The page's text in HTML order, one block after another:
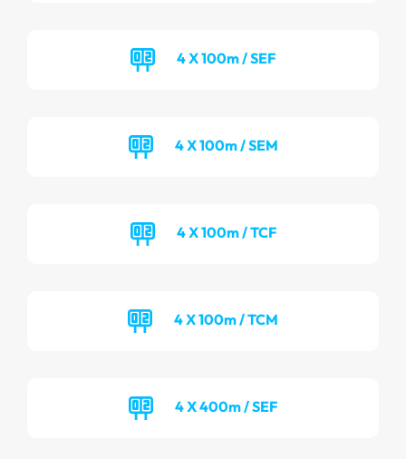
4 X 100m / SEF
4 X 100m / SEM
4 X 100m / TCF
4 X 100m / TCM
4 X 400m / SEF